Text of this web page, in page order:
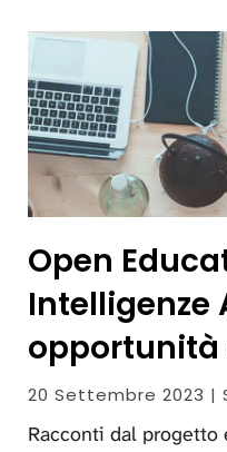
Open
Intelligenze
opportunità
20 Settembre 2023 |
Racconti dal